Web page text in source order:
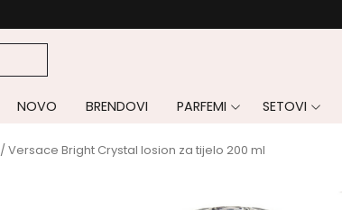
NOVO BRENDOVI PARFEMI SETOVI
/ Versace Bright Crystal losion za tijelo 200 ml